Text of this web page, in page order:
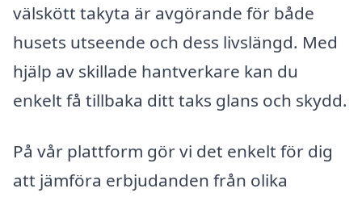
välskött takyta är avgörande för både
husets utseende och dess livslängd. Med
hjälp av skillade hantverkare kan du
enkelt få tillbaka ditt taks glans och skydd.
På vår plattform gör vi det enkelt för dig
att jämföra erbjudanden från olika